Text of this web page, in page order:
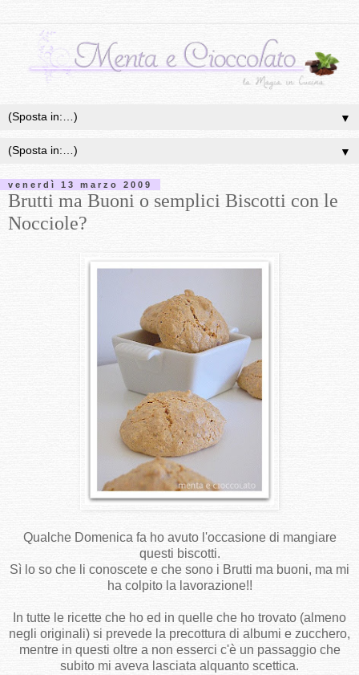
▼
▼
venerdì 13 marzo 2009
Brutti ma Buoni o semplici Biscotti con le
Nocciole?
Qualche Domenica fa ho avuto l'occasione di mangiare
questi biscotti.
Sì lo so che li conoscete e che sono i Brutti ma buoni, ma mi
ha colpito la lavorazione!!
In tutte le ricette che ho ed in quelle che ho trovato (almeno
negli originali) si prevede la precottura di albumi e zucchero,
mentre in questi oltre a non esserci c'è un passaggio che
subito mi aveva lasciata alquanto scettica.